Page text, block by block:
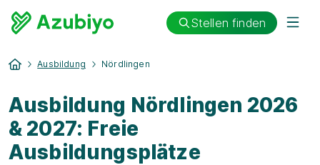
Stellen finden
Ausbildung Nördlingen
Ausbildung Nördlingen 2026
& 2027: Freie
Ausbildungsplätze